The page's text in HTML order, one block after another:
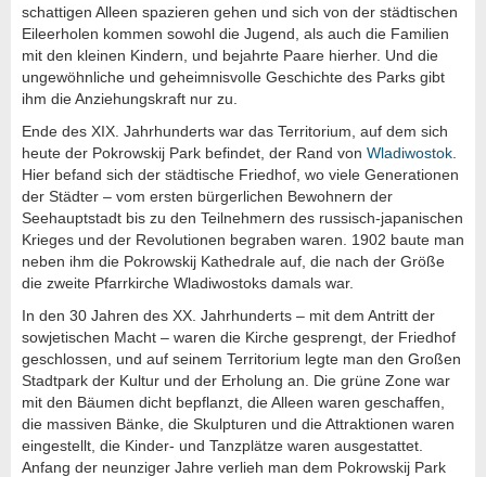
schattigen Alleen spazieren gehen und sich von der städtischen
Eileerholen kommen sowohl die Jugend, als auch die Familien
mit den kleinen Kindern, und bejahrte Paare hierher. Und die
ungewöhnliche und geheimnisvolle Geschichte des Parks gibt
ihm die Anziehungskraft nur zu.
Ende des XIX. Jahrhunderts war das Territorium, auf dem sich
heute der Pokrowskij Park befindet, der Rand von Wladiwostok
Hier befand sich der städtische Friedhof, wo viele Generationen
der Städter – vom ersten bürgerlichen Bewohnern der
Seehauptstadt bis zu den Teilnehmern des russisch-japanischen
Krieges und der Revolutionen begraben waren. 1902 baute man
neben ihm die Pokrowskij Kathedrale auf, die nach der Größe
die zweite Pfarrkirche Wladiwostoks damals war.
In den 30 Jahren des XX. Jahrhunderts – mit dem Antritt der
sowjetischen Macht – waren die Kirche gesprengt, der Friedhof
geschlossen, und auf seinem Territorium legte man den Großen
Stadtpark der Kultur und der Erholung an. Die grüne Zone war
mit den Bäumen dicht bepflanzt, die Alleen waren geschaffen,
die massiven Bänke, die Skulpturen und die Attraktionen waren
eingestellt, die Kinder- und Tanzplätze waren ausgestattet.
Anfang der neunziger Jahre verlieh man dem Pokrowskij Park